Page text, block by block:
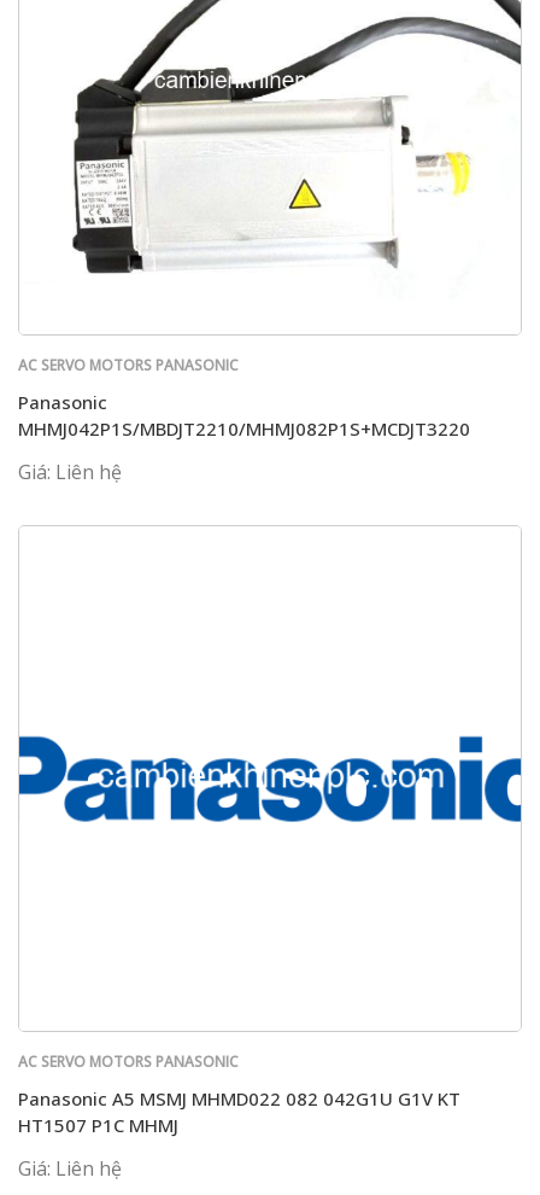
AC SERVO MOTORS PANASONIC
Panasonic
MHMJ042P1S/MBDJT2210/MHMJ082P1S+MCDJT3220
Giá: Liên hệ
AC SERVO MOTORS PANASONIC
Panasonic A5 MSMJ MHMD022 082 042G1U G1V KT
HT1507 P1C MHMJ
Giá: Liên hệ